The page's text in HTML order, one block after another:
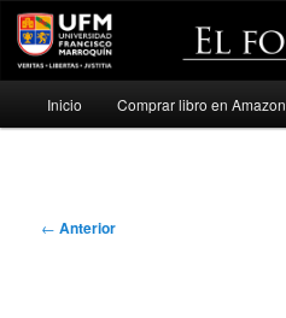
Ir
Inicio Comprar libro en Amazon
Navegación
← Anterior